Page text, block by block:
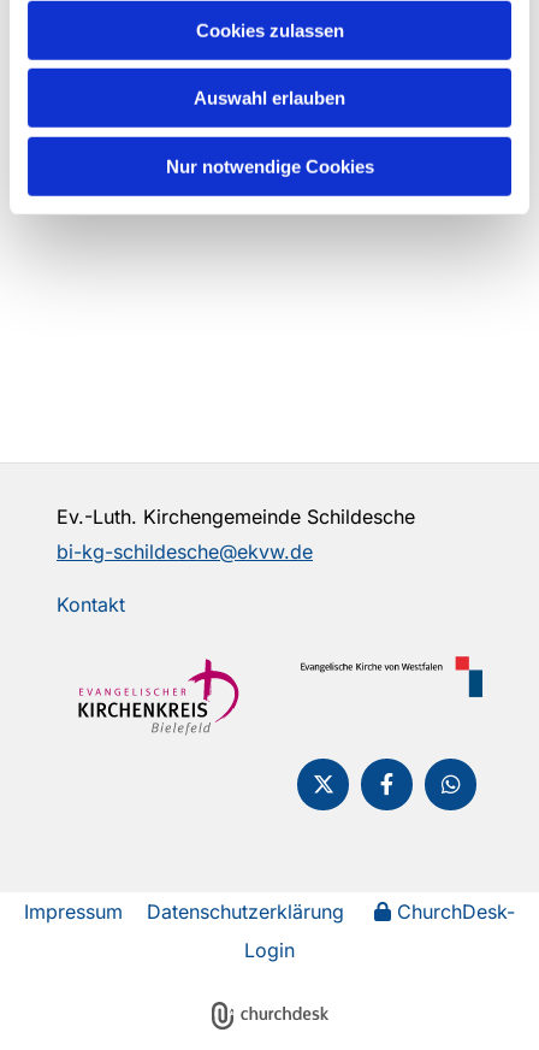
Cookies zulassen
Auswahl erlauben
Nur notwendige Cookies
Ev.-Luth. Kirchengemeinde Schildesche
bi-kg-schildesche@ekvw.de
Kontakt
Impressum Datenschutzerklärung
ChurchDesk-
Login